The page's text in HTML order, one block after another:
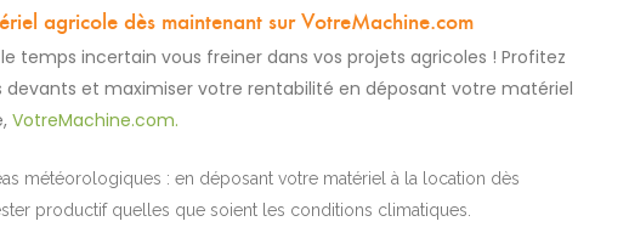
agricole dès maintenant surVotreMachine.com
temps incertain vous freiner dans vos projets agricoles ! Profitez
et maximiser votre rentabilité en déposant votre matériel
VotreMachine.com.
météorologiques : en déposant votre matériel à la location dès
productif quelles que soient les conditions climatiques.